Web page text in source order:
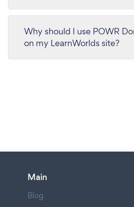
Why should I use POWR
on my LearnWorlds site?
Main
Blog